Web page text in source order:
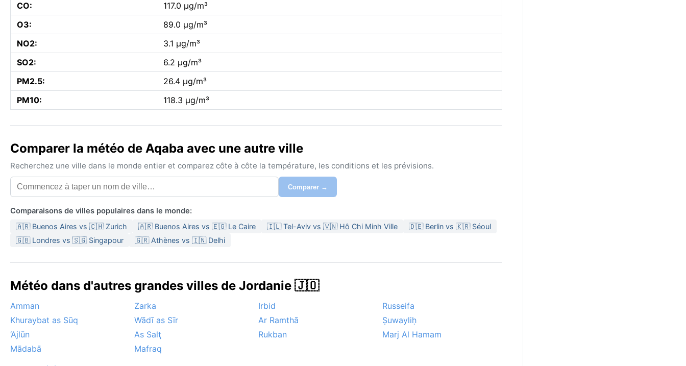
CO:
117.0 µg/m³
O3:
89.0 µg/m³
NO2:
3.1 µg/m³
SO2:
6.2 µg/m³
PM2.5:
26.4 µg/m³
PM10:
118.3 µg/m³
Comparer la météo de Aqaba avec une autre ville
Recherchez une ville dans le monde entier et comparez côte à côte la température, les conditions et les prévisions.
Comparer →
Comparaisons de villes populaires dans le monde:
🇦🇷 Buenos Aires vs 🇨🇭 Zurich 🇦🇷 Buenos Aires vs 🇪🇬 Le Caire 🇮🇱 Tel-Aviv vs 🇻🇳 Hô Chi Minh Ville
🇩🇪 Berlin vs 🇰🇷 Séoul
🇬🇧 Londres vs 🇸🇬 Singapour
🇬🇷 Athènes vs 🇮🇳 Delhi
Météo dans d'autres grandes villes de Jordanie 🇯🇴
Amman Zarka Irbid
Russeifa
Khuraybat as Sūq
Wādī as Sīr Ar Ramthā
Ṣuwayliḥ
‘Ajlūn
As Salţ Rukban
Marj Al Hamam
Mādabā
Mafraq